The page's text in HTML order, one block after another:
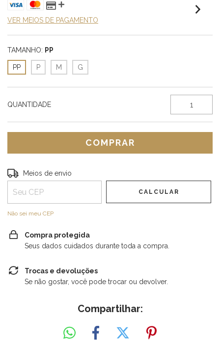
VER MEIOS DE PAGAMENTO
TAMANHO: PP
PP P M G
QUANTIDADE
Entregas para o CEP:
Meios de envio
CALCULAR
Não sei meu CEP
Compra protegida
Seus dados cuidados durante toda a compra.
Trocas e devoluções
Se não gostar, você pode trocar ou devolver.
Compartilhar: